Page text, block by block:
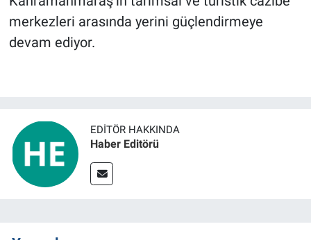
merkezleri arasında yerini güçlendirmeye
devam ediyor.
EDITÖR HAKKINDA
Haber Editörü